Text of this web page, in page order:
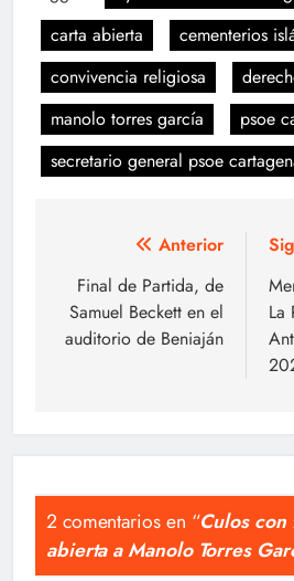
carta abierta
cementerios
convivencia religiosa
manolo torres garcía
psoe
secretario general psoe
Navegación
de
entradas
Anterior
Final de Partida, de
Samuel Beckett en el
auditorio de Beniaján
La
2 comentarios en “Culos con
abierta a Manolo Torres